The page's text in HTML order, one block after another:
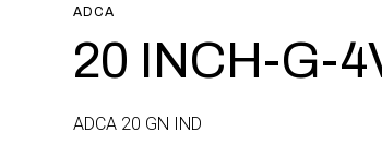
ADCA
20 INCH-G-
ADCA 20 GN IND